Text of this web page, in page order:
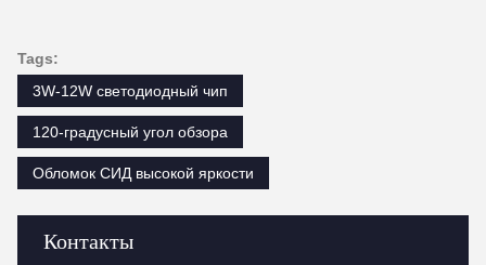
Контакты
Tags:
3W-12W светодиодный чип
120-градусный угол обзора
Обломок СИД высокой яркости